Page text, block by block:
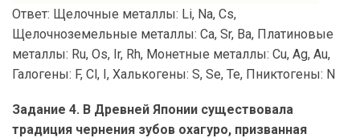
Ответ: Щелочные металлы: Li, Na, Cs,
Щелочноземельные металлы: Ca, Sr, Ba, Платиновые
металлы: Ru, Os, Ir, Rh, Монетные металлы: Cu, Ag, Au,
Галогены: F, Cl, I, Халькогены: S, Se, Te, Пниктогены: N
Задание 4. В Древней Японии существовала
традиция чернения зубов охагуро, призванная